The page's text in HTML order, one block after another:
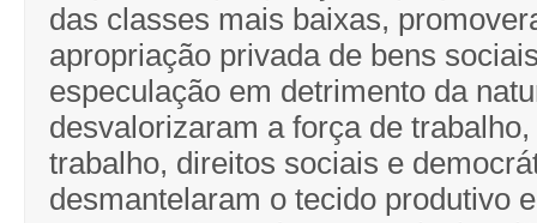
das classes mais baixas,
apropriação privada de bens
especulação em detrimento da
desvalorizaram a força de
trabalho, direitos sociais e
desmantelaram o tecido produtivo